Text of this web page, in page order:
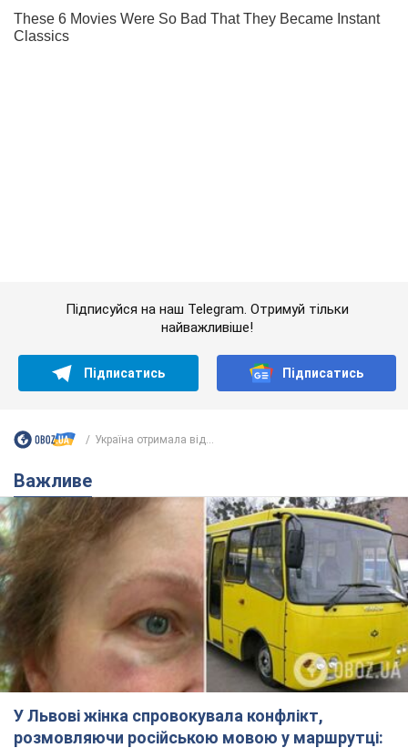
У Львові жінка спровокувала конфлікт,
розмовляючи російською мовою у маршрутці:
поліція склала адмінпротокол. Відео
На місце події прибули патрульні поліцейські та слідчо-
оперативна група
"Воюють, бо дурні": у Чернівцях
водій автобуса зневажив
українських військових і поплатився.
Відео
Водія звільнили після конфлікту з пасажирами
та образ військових